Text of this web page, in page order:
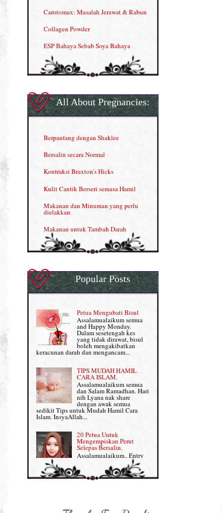
Carotomax: Masalah Jerawat & Rabun
Collagen Powder
ESP Bahaya Sebab Soya Bahaya
ESP Produk Shaklee Paling HOT
Gla Complex (II)
Herbal Blend the Magic Cream
Nutrisi untuk Ikhtiar Hamil
OMEGA GUARD
Omega Guard: EPA & DHA for kids
OSTEMATRIX
Pantang Larang dalam Pengambilan
Vitamin
Penjagaan Rambut: Prosante Hair Care
Persediaan Haji & Umrah
Review Part 1: Shaklee bagus ke?
Review Part 2: Shaklee's Slimming Set
Review Part 3: Shaklee's Beauty Set
Senggugut dan Sindrom PMS
Set Berpantang Shaklee
Set Mighty Gems
Set Shaklee yang HOT SELLING
Shaklee Collagen Powder
All About Pregnancies:
Berpantang dengan Shaklee
Bersalin secara Normal
Kontraksi Braxton's Hicks
Kulit Cantik Berseri semasa Hamil
Makanan dan Minuman yang perlu
dielakkan
Makanan untuk Tambah Darah
Masalah HB rendah?
Normal VS Czer
Pemakanan Semasa Hamil
Penyusuan Bayi
Perkembangan Minda Bayi
Supplement untuk Kehamilan
Popular Posts
Petua Mengubati Bisul
Assalamualaikum semua
and Happy Monday.
Dalam sesetengah kes
yang tidak dirawat, bisul
boleh mengakibatkan
keracunan darah dan mengancam...
TIPS MUDAH HAMIL
CARA ISLAM.
Assalamualaikum semua
dan Salam Ramadhan. Hari
nih Lyana nak share
dengan awak semua
sedikit Tips untuk Mudah Hamil Cara
Islam. InsyaAllah...
20 Petua Untuk
Mengempiskan Perut
Selepas Bersalin.
Assalamualaikum.. Entry
ini khusus Lyana share
dengan Mama-mama yang
baru lepas bersalin tengah berpantang tuu,
nak kembali kurus, flat da...